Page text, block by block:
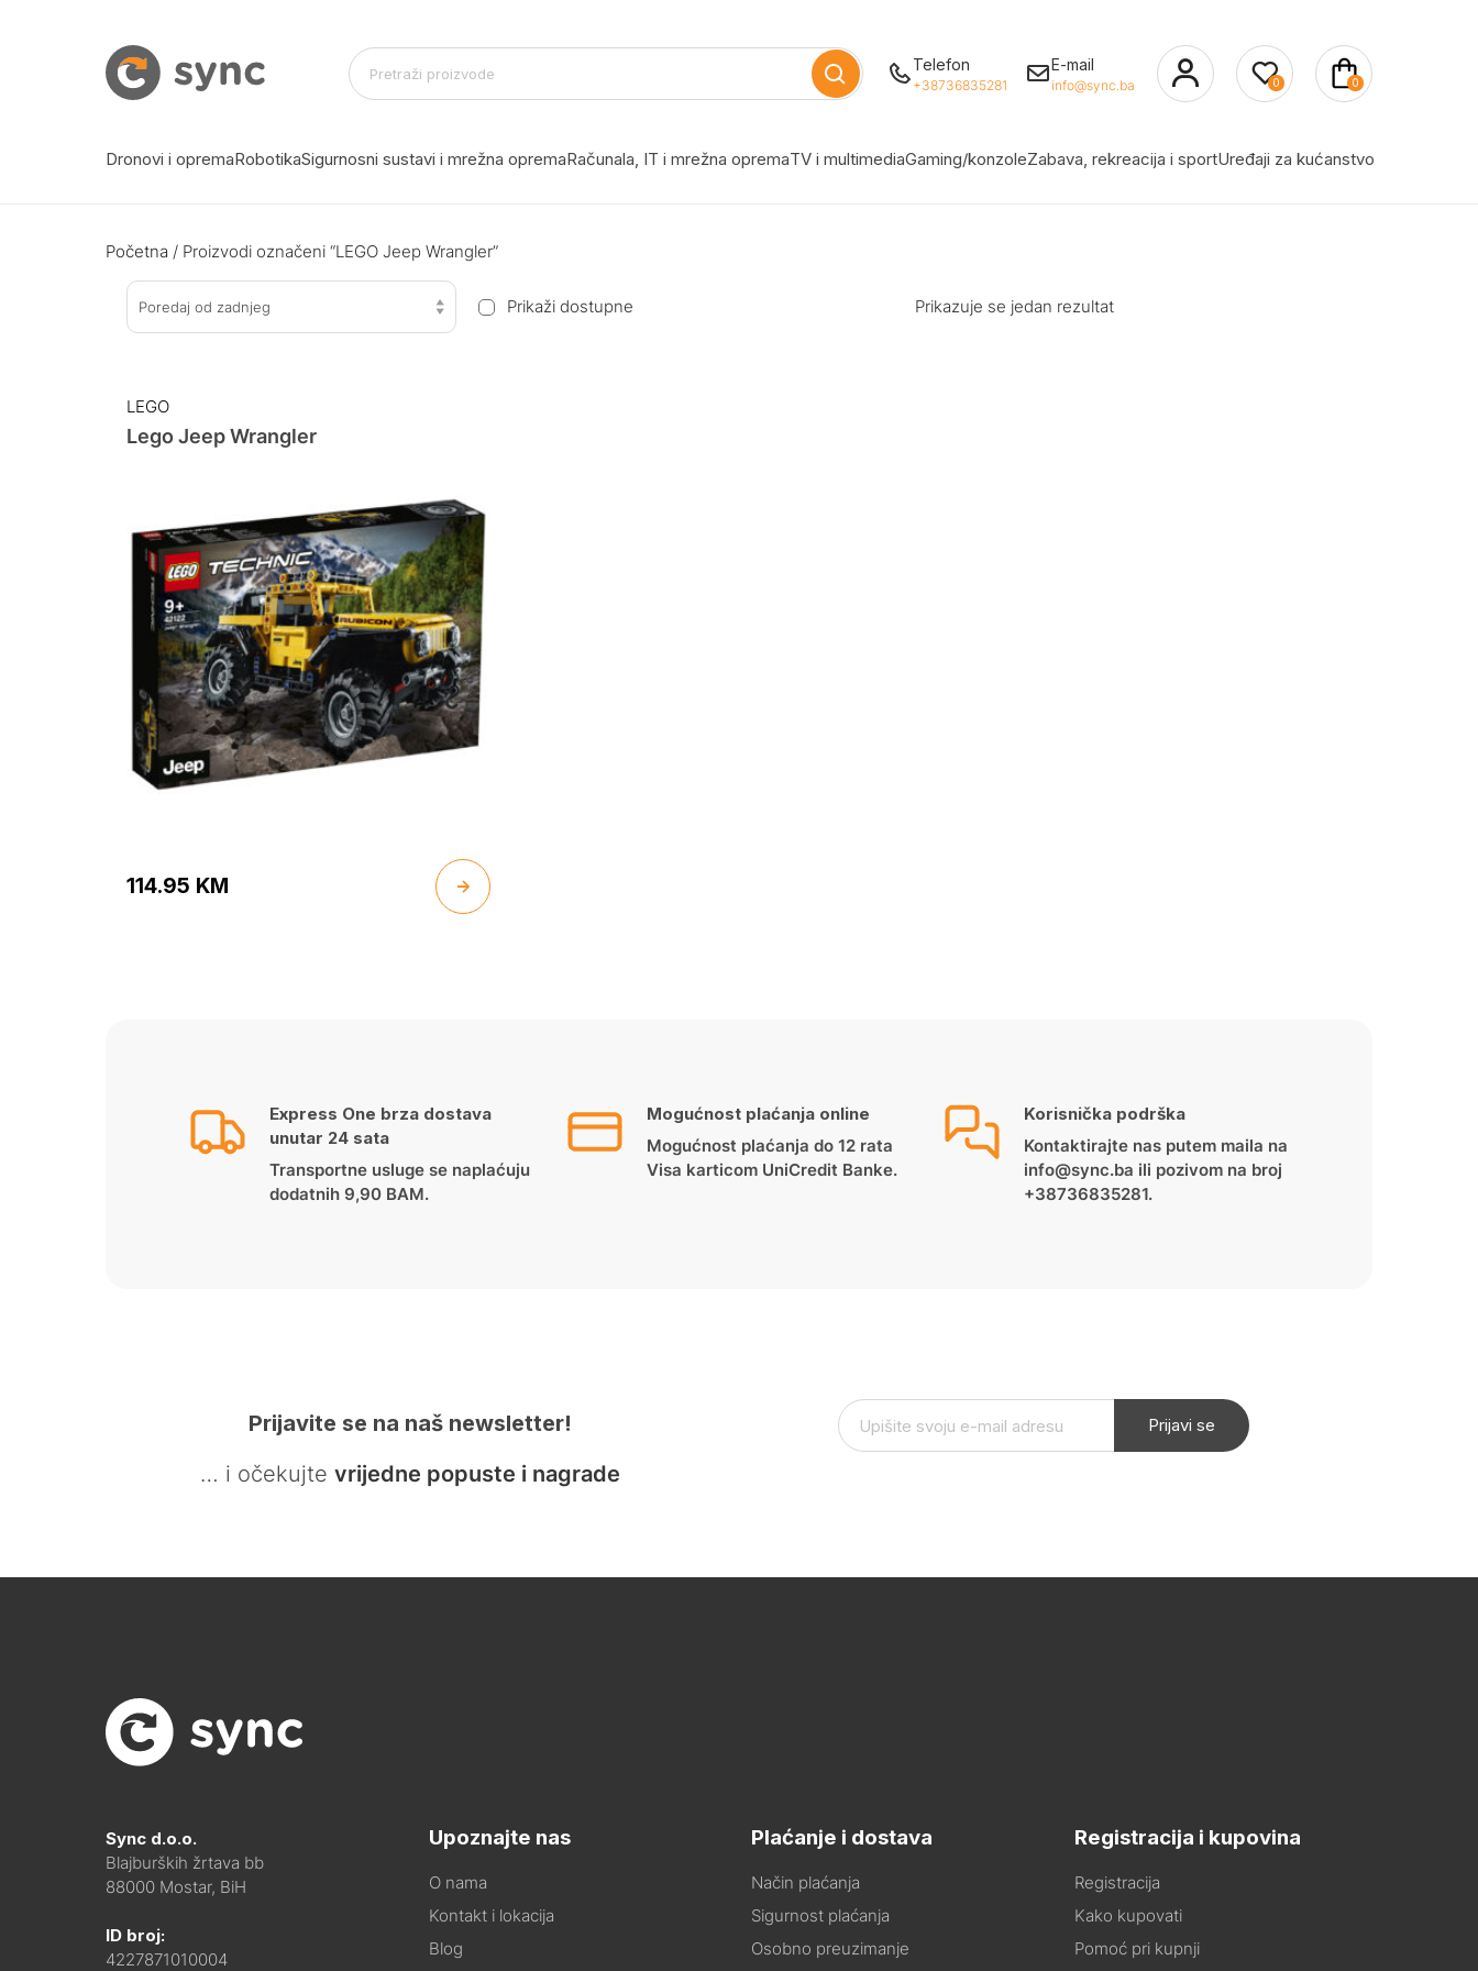
Telefon
+38736835281
E-mail
info@sync.ba 0 0
Dronovi i opremaRobotikaSigurnosni sustavi i mrežna opremaRačunala, IT i mrežna opremaTV i multimediaGaming/konzoleZabava, rekreacija i sportUređaji za kućanstvo
Početna / Proizvodi označeni “LEGO Jeep Wrangler”
Poredaj od zadnjeg Prikaži dostupne Prikazuje se jedan rezultat
LEGO
Lego Jeep Wrangler
114.95 KM
Express One brza dostava
unutar 24 sata
Transportne usluge se naplaćuju
dodatnih 9,90 BAM.
Mogućnost plaćanja online
Mogućnost plaćanja do 12 rata
Visa karticom UniCredit Banke.
Korisnička podrška
Kontaktirajte nas putem maila na
info@sync.ba ili pozivom na broj
+38736835281.
Prijavite se na naš newsletter!
… i očekujte vrijedne popuste i nagrade
Prijavi se
Sync d.o.o.
Blajburških žrtava bb
88000 Mostar, BiH
ID broj:
4227871010004
Upoznajte nas
O nama
Kontakt i lokacija
Blog
Plaćanje i dostava
Način plaćanja
Sigurnost plaćanja
Osobno preuzimanje
Registracija i kupovina
Registracija
Kako kupovati
Pomoć pri kupnji